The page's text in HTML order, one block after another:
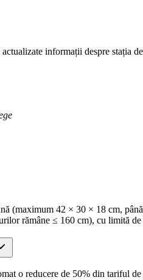
informații despre stația
(maximum 42 × 30 × 18 cm,
rămâne ≤ 160 cm), cu limită
o reducere de 50% din tariful